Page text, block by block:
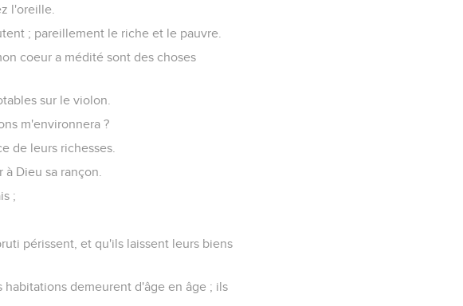
l'oreille.
; pareillement le riche et le pauvre.
coeur a médité sont des choses
sur le violon.
m'environnera ?
de leurs richesses.
Dieu sa rançon.
;
périssent, et qu'ils laissent leurs biens
demeurent d'âge en âge ; ils